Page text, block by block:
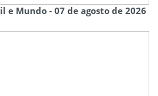
e Mundo - 07 de agosto de 2026